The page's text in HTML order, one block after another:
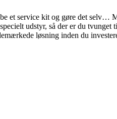
et service kit og gøre det selv…
udstyr, så der er du
løsning inden du